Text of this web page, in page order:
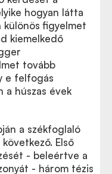
hogyan látta
különös figyelmet
kiemelkedő
tovább
e felfogás
a húszas évek
a székfoglaló
Első
- beleértve a
- három tézis